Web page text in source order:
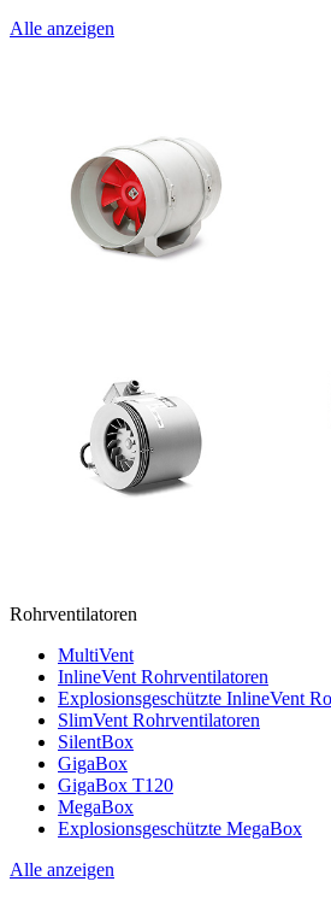
Alle anzeigen
Rohrventilatoren
MultiVent
InlineVent Rohrventilatoren
Explosionsgeschützte InlineVent
SlimVent Rohrventilatoren
SilentBox
GigaBox
GigaBox T120
MegaBox
Explosionsgeschützte MegaBox
Alle anzeigen